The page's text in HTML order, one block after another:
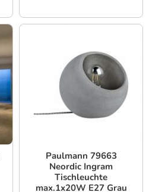
Paulmann 79663
Neordic Ingram
Tischleuchte
max.1x20W E27 Grau